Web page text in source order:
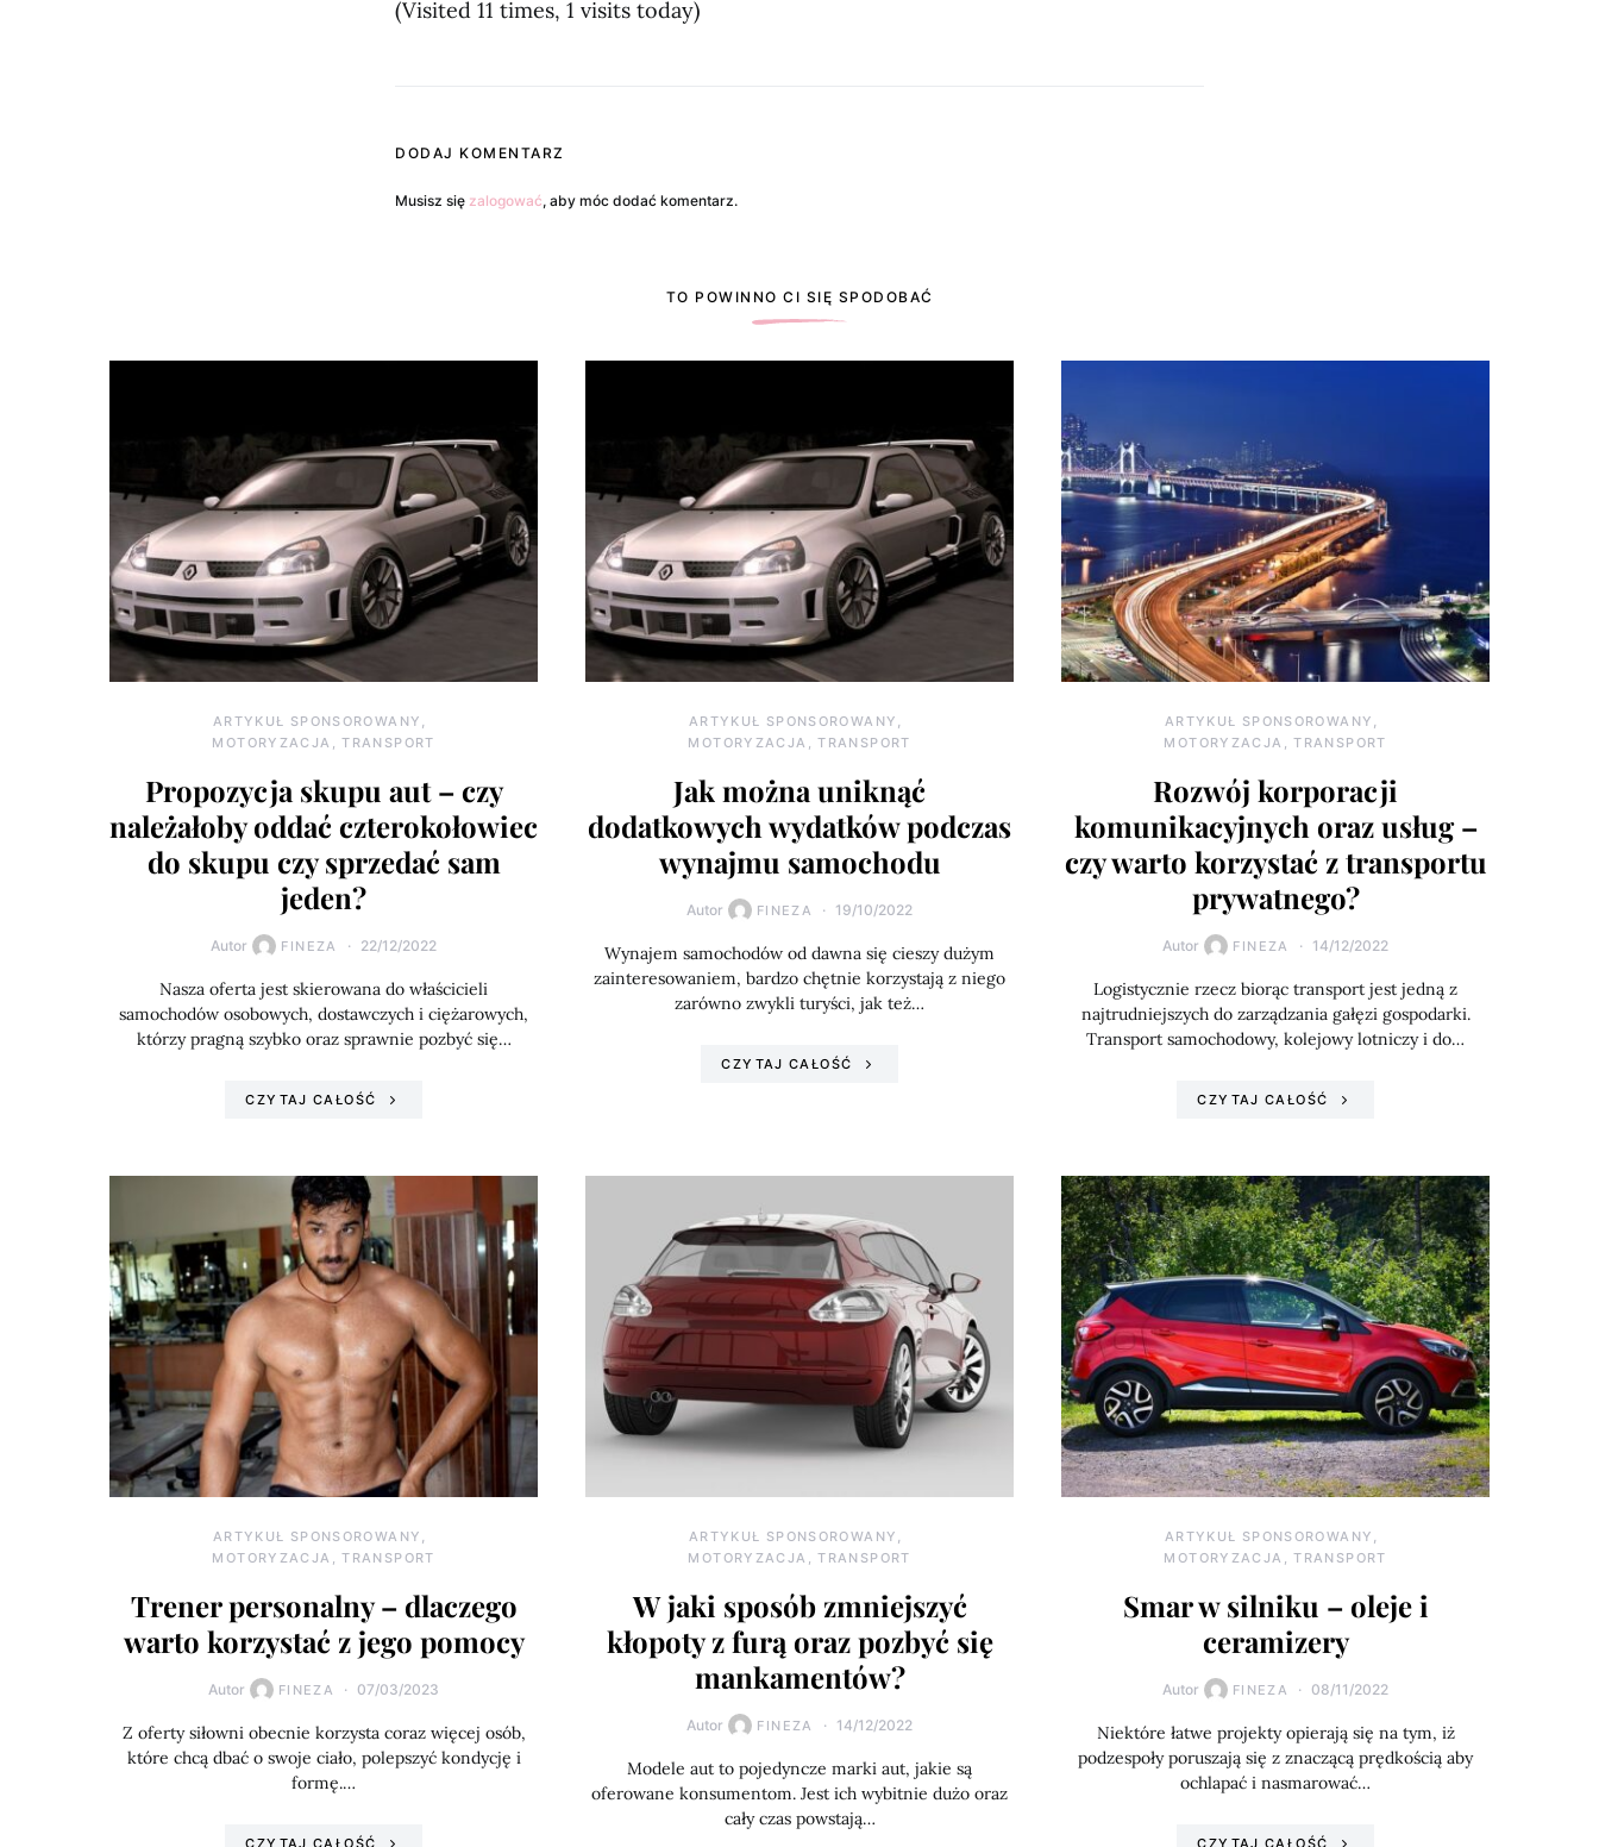
(Visited 11 times, 1 visits today)
DODAJ KOMENTARZ
Musisz się zalogować, aby móc dodać komentarz.
TO POWINNO CI SIĘ SPODOBAĆ
ARTYKUŁ SPONSOROWANY
MOTORYZACJA, TRANSPORT
Propozycja skupu aut – czy
należałoby oddać czterokołowiec
do skupu czy sprzedać sam
jeden?
Autor FINEZA 22/12/2022
Nasza oferta jest skierowana do właścicieli
samochodów osobowych, dostawczych i ciężarowych,
którzy pragną szybko oraz sprawnie pozbyć się…
CZYTAJ CAŁOŚĆ
ARTYKUŁ SPONSOROWANY
MOTORYZACJA, TRANSPORT
Jak można uniknąć
dodatkowych wydatków podczas
wynajmu samochodu
Autor FINEZA 19/10/2022
Wynajem samochodów od dawna się cieszy dużym
zainteresowaniem, bardzo chętnie korzystają z niego
zarówno zwykli turyści, jak też…
CZYTAJ CAŁOŚĆ
ARTYKUŁ SPONSOROWANY
MOTORYZACJA, TRANSPORT
Rozwój korporacji
komunikacyjnych oraz usług –
czy warto korzystać z transportu
prywatnego?
Autor FINEZA 14/12/2022
Logistycznie rzecz biorąc transport jest jedną z
najtrudniejszych do zarządzania gałęzi gospodarki.
Transport samochodowy, kolejowy lotniczy i do…
CZYTAJ CAŁOŚĆ
ARTYKUŁ SPONSOROWANY
MOTORYZACJA, TRANSPORT
Trener personalny – dlaczego
warto korzystać z jego pomocy
Autor FINEZA 07/03/2023
Z oferty siłowni obecnie korzysta coraz więcej osób,
które chcą dbać o swoje ciało, polepszyć kondycję i
formę.…
CZYTAJ CAŁOŚĆ
ARTYKUŁ SPONSOROWANY
MOTORYZACJA, TRANSPORT
W jaki sposób zmniejszyć
kłopoty z furą oraz pozbyć się
mankamentów?
Autor FINEZA 14/12/2022
Modele aut to pojedyncze marki aut, jakie są
oferowane konsumentom. Jest ich wybitnie dużo oraz
cały czas powstają…
ARTYKUŁ SPONSOROWANY
MOTORYZACJA, TRANSPORT
Smar w silniku – oleje i
ceramizery
Autor FINEZA 08/11/2022
Niektóre łatwe projekty opierają się na tym, iż
podzespoły poruszają się z znaczącą prędkością aby
ochlapać i nasmarować…
CZYTAJ CAŁOŚĆ